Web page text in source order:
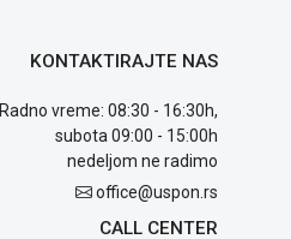
KONTAKTIRAJTE NAS
Radno vreme: 08:30 - 16:30h,
subota 09:00 - 15:00h
nedeljom ne radimo
office@uspon.rs
CALL CENTER